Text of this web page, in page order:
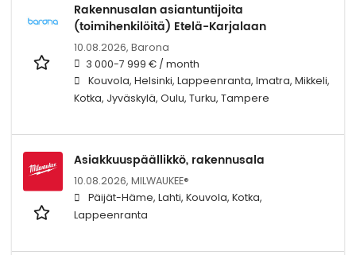
Rakennusalan asiantuntijoita
(toimihenkilöitä) Etelä-Karjalaan
10.08.2026, Barona
3 000-7 999 € / month
Kouvola, Helsinki, Lappeenranta, Imatra, Mikkeli,
Kotka, Jyväskylä, Oulu, Turku, Tampere
Asiakkuuspäällikkö, rakennusala
10.08.2026, MILWAUKEE®
Päijät-Häme, Lahti, Kouvola, Kotka,
Lappeenranta